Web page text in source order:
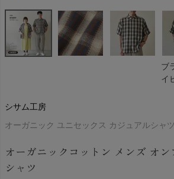
ブ
イ
シサム工房
オーガニック ユニセックス カジュアルシャ
オーガニックコットン メンズ オ
シャツ